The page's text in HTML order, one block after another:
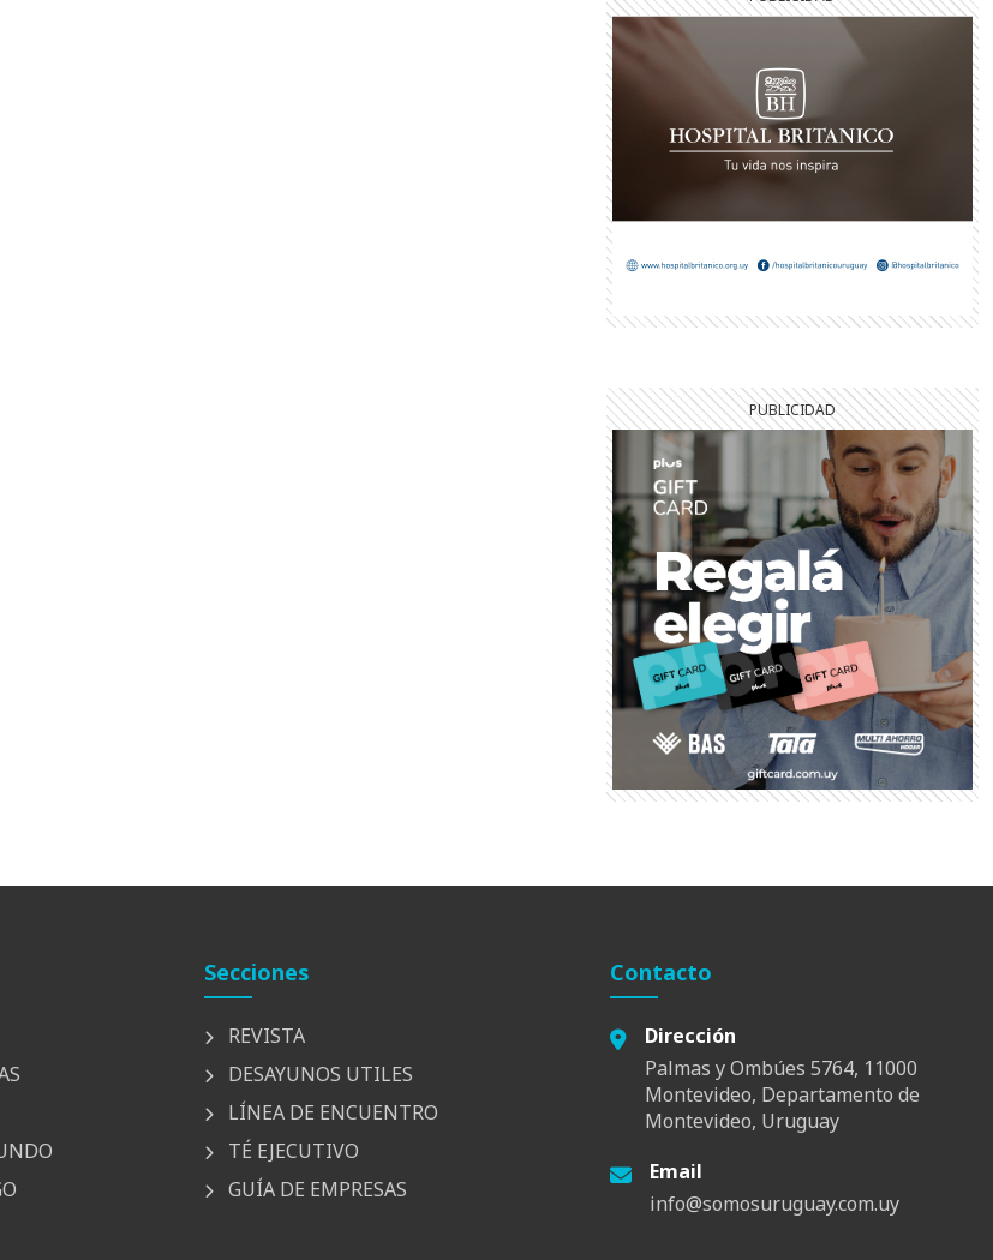
Secciones
REVISTA
DESAYUNOS UTILES
LÍNEA DE ENCUENTRO
TÉ EJECUTIVO
GUÍA DE EMPRESAS
Contacto
Dirección
Palmas y Ombúes 5764, 11000
Montevideo, Departamento de
Montevideo, Uruguay
Email
info@somosuruguay.com.uy